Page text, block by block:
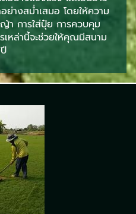
างสม่ำเสมอ โดยให้ความ
การใส่ปุ๋ย การควบคุม
หล่านี้จะช่วยให้คุณมีสนาม